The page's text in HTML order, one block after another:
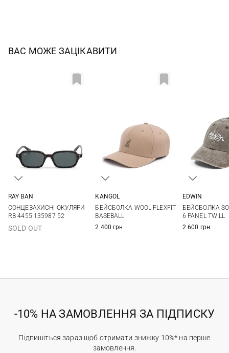
ВАС МОЖЕ ЗАЦІКАВИТИ
RAY BAN
СОНЦЕЗАХИСНІ ОКУЛЯРИ
RB 4455 135987 52
SOLD OUT
KANGOL
БЕЙСБОЛКА WOOL FLEXFIT
BASEBALL
2 400 грн
EDWIN
БЕЙСБОЛКА
6 PANEL TWILL
2 600 грн
-10% НА ЗАМОВЛЕННЯ ЗА ПІДПИСКУ
Підпишіться зараз щоб отримати знижку 10%* на перше
замовлення.